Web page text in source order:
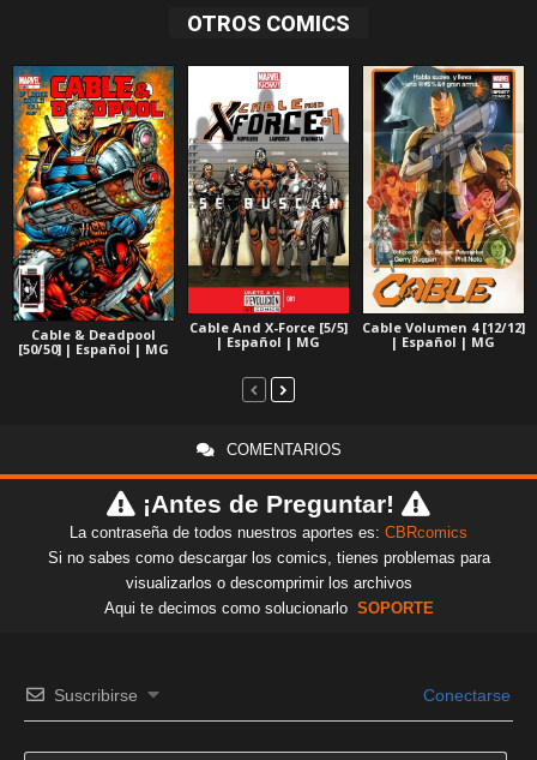
OTROS COMICS
Cable & Deadpool
[50/50] | Español | MG
Cable And X-Force [5/5]
| Español | MG
Cable Volumen 4 [12/12]
| Español | MG
COMENTARIOS
¡Antes de Preguntar!
La contraseña de todos nuestros aportes es: CBRcomics
Si no sabes como descargar los comics, tienes problemas para
visualizarlos o descomprimir los archivos
Aqui te decimos como solucionarlo SOPORTE
Suscribirse Conectarse